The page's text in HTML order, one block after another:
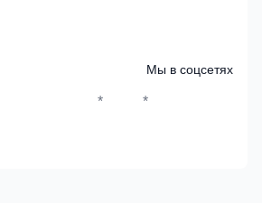
Мы в соцсетях
* *